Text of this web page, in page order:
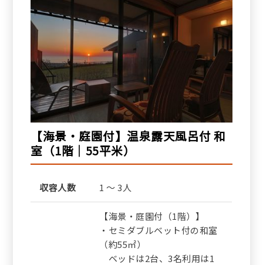
【海景・庭園付】温泉露天風呂付 和
室（1階｜55平米）
収容人数 1 ～ 3人
【海景・庭園付（1階）】
・セミダブルベット付の和室
（約55㎡）
ベッドは2台、3名利用は1